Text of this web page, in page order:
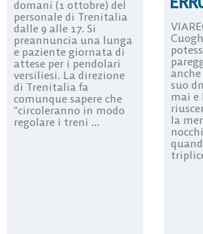
domani (1 ottobre) del
personale di Trenitalia
dalle 9 alle 17. Si
preannuncia una lunga
e paziente giornata di
attese per i pendolari
versiliesi. La direzione
di Trenitalia fa
comunque sapere che
“circoleranno in modo
regolare i treni ...
suo
mai e
la